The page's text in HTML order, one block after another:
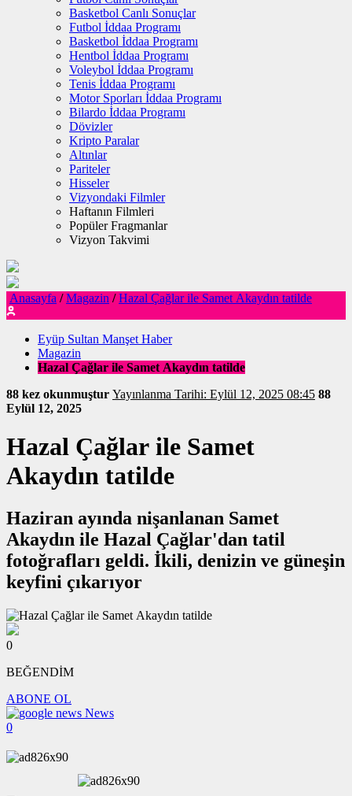
Basketbol Canlı Sonuçlar
Futbol İddaa Programı
Basketbol İddaa Programı
Hentbol İddaa Programı
Voleybol İddaa Programı
Tenis İddaa Programı
Motor Sporları İddaa Programı
Bilardo İddaa Programı
Dövizler
Kripto Paralar
Altınlar
Pariteler
Hisseler
Vizyondaki Filmler
Haftanın Filmleri
Popüler Fragmanlar
Vizyon Takvimi
Anasayfa / Magazin / Hazal Çağlar ile Samet Akaydın tatilde
Eyüp Sultan Manşet Haber
Magazin
Hazal Çağlar ile Samet Akaydın tatilde
88 kez okunmuştur
Yayınlanma Tarihi: Eylül 12, 2025 08:45 88
Eylül 12, 2025
Hazal Çağlar ile Samet
Akaydın tatilde
Haziran ayında nişanlanan Samet
Akaydın ile Hazal Çağlar'dan tatil
fotoğrafları geldi. İkili, denizin ve güneşin
keyfini çıkarıyor
0
BEĞENDİM
ABONE OL
News
0